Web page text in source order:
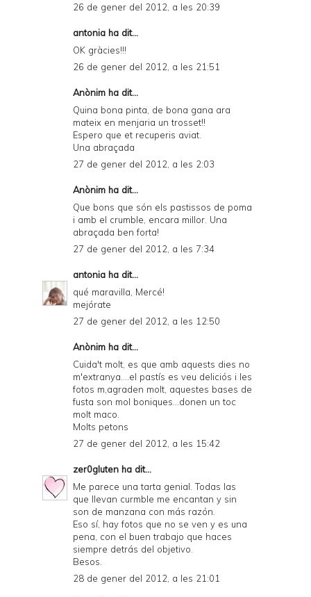
26 de gener del 2012, a les 20:39
antonia ha dit...
OK gràcies!!!
26 de gener del 2012, a les 21:51
Anònim ha dit...
Quina bona pinta, de bona gana ara
mateix en menjaria un trosset!!
Espero que et recuperis aviat.
Una abraçada
27 de gener del 2012, a les 2:03
Anònim ha dit...
Que bons que són els pastissos de poma
i amb el crumble, encara millor. Una
abraçada ben forta!
27 de gener del 2012, a les 7:34
antonia ha dit...
qué maravilla, Mercé!
mejórate
27 de gener del 2012, a les 12:50
Anònim ha dit...
Cuida't molt, es que amb aquests dies no
m'extranya....el pastís es veu deliciós i les
fotos m,agraden molt, aquestes bases de
fusta son mol boniques...donen un toc
molt maco.
Molts petons
27 de gener del 2012, a les 15:42
zer0gluten ha dit...
Me parece una tarta genial. Todas las
que llevan curmble me encantan y sin
son de manzana con más razón.
Eso sí, hay fotos que no se ven y es una
pena, con el buen trabajo que haces
siempre detrás del objetivo.
Besos.
28 de gener del 2012, a les 21:01